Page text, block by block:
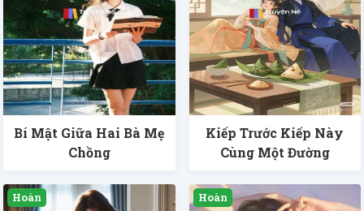
Bí Mật Giữa Hai Bà Mẹ
Chồng
Kiếp Trước Kiếp Này
Cùng Một Đường